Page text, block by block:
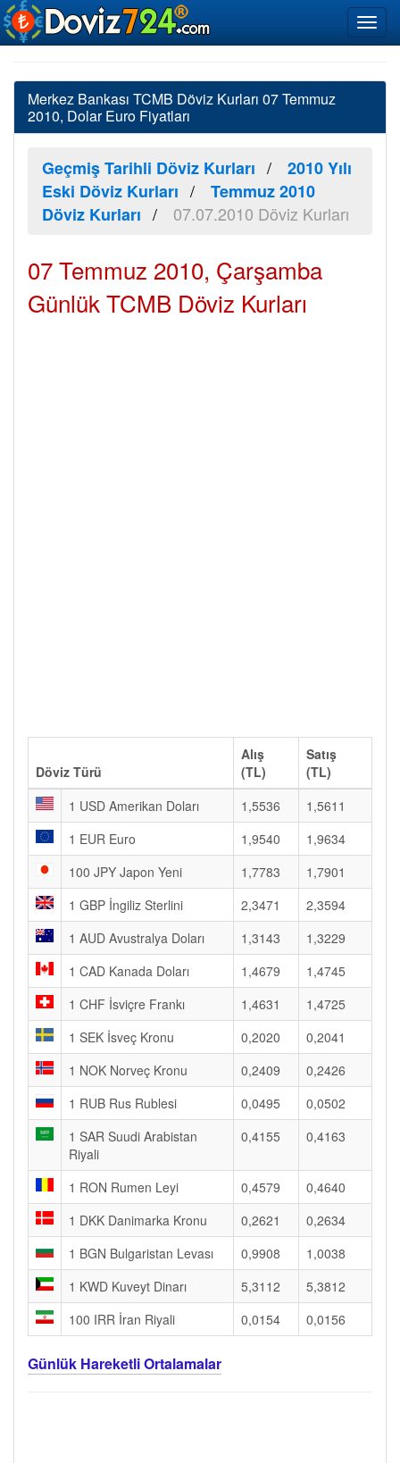
Merkez Bankası TCMB Döviz Kurları 07 Temmuz
2010, Dolar Euro Fiyatları
Geçmiş Tarihli Döviz Kurları
2010 Yılı
Eski Döviz Kurları
Temmuz 2010
Döviz Kurları
07.07.2010 Döviz Kurları
07 Temmuz 2010, Çarşamba
Günlük TCMB Döviz Kurları
Döviz Türü
Alış
(TL)
Satış
(TL)
1 USD Amerikan Doları
1,5536
1,5611
1 EUR Euro
1,9540
1,9634
100 JPY Japon Yeni
1,7783
1,7901
1 GBP İngiliz Sterlini
2,3471
2,3594
1 AUD Avustralya Doları
1,3143
1,3229
1 CAD Kanada Doları
1,4679
1,4745
1 CHF İsviçre Frankı
1,4631
1,4725
1 SEK İsveç Kronu
0,2020
0,2041
1 NOK Norveç Kronu
0,2409
0,2426
1 RUB Rus Rublesi
0,0495
0,0502
1 SAR Suudi Arabistan
Riyali
0,4155 0,4163
1 RON Rumen Leyi 0,4579
0,4640
1 DKK Danimarka Kronu
0,2621
0,2634
1 BGN Bulgaristan Levası
0,9908
1,0038
1 KWD Kuveyt Dinarı
5,3112
5,3812
100 IRR İran Riyali
0,0154 0,0156
Günlük Hareketli Ortalamalar